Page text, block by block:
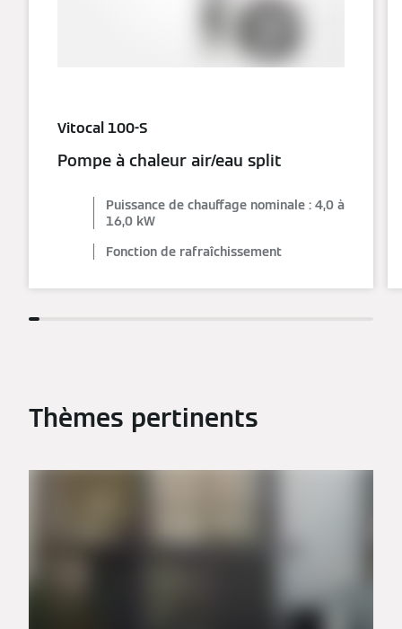
Vitocal 100-S
Pompe à chaleur air/eau split
Puissance de chauffage nominale : 4,0 à
16,0 kW
Fonction de rafraîchissement
Thèmes pertinents